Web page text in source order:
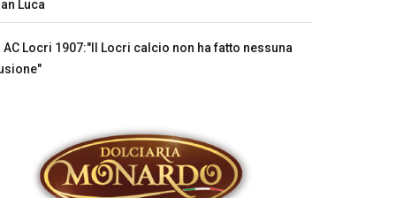
Luca
AC Locri 1907:"Il Locri calcio non ha fatto nessuna